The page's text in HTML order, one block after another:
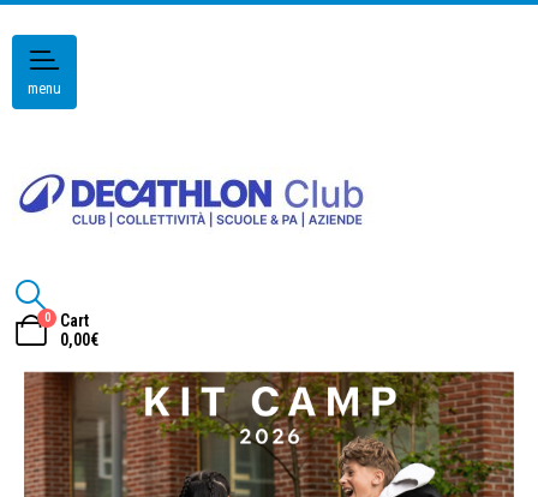
menu
0
Cart
0,00€